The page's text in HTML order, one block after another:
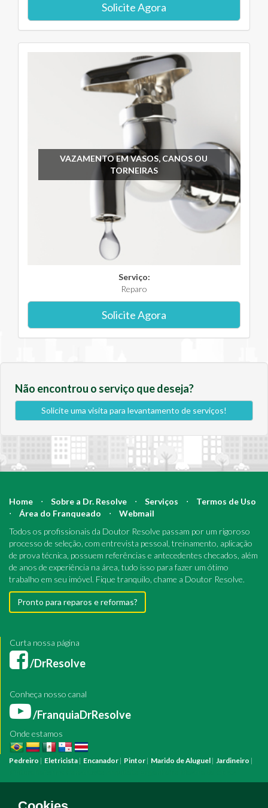
Solicite Agora
VAZAMENTO EM VASOS, CANOS OU
TORNEIRAS
Serviço:
Reparo
Solicite Agora
Não encontrou o serviço que deseja?
Solicite uma visita para levantamento de serviços!
Home ⋅ Sobre a Dr. Resolve ⋅ Serviços ⋅
Termos de Uso
⋅
Área do Franqueado ⋅
Webmail
Todos os profissionais da Doutor Resolve passam por um rigoroso
processo de seleção, com entrevista pessoal, treinamento, aplicação
de prova técnica, possuem referências e antecedentes checados, além
de anos de experiência na área, tudo isso para fazer um ótimo
trabalho em seu imóvel. Fique tranquilo, chame a Doutor Resolve.
Pronto para reparos e reformas?
Curta nossa página
/DrResolve
Conheça nosso canal
/FranquiaDrResolve
Onde estamos
Pedreiro | Eletricista | Encanador | Pintor | Marido de Aluguel | Jardineiro |
Bombeiro HidráulicoManutenção PredialManutenção Residencial